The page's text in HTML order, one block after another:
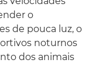
o
de pouca luz, o
noturnos
dos animais